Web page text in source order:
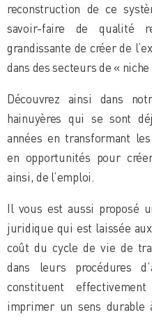
reconstruction de ce
savoir-faire de qualité
grandissante de créer de
dans des secteurs de « niche
Découvrez ainsi dans
hainuyères qui se sont
années en transformant
en opportunités pour
ainsi, de l’emploi.
Il vous est aussi proposé
juridique qui est laissée
coût du cycle de vie de
dans leurs procédures
constituent
imprimer un sens durable